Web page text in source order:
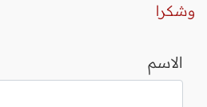
وشكرا
الاسم